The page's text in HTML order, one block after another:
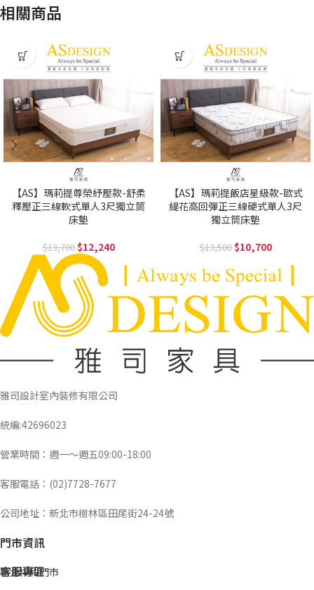
相關商品
【AS】瑪莉提尊榮紓壓款-舒柔
釋壓正三線軟式單人3尺獨立筒
床墊
13,700 12,240
【AS】瑪莉提飯店星級款-歐式
緹花高回彈正三線硬式單人3尺
獨立筒床墊
13,500 10,700
雅司設計室內裝修有限公司
統編:42696023
營業時間：週一～週五09:00-18:00
客服電話：(02)7728-7677
公司地址：新北市樹林區田尾街24-24號
門市資訊
新北中和門市
客服專區